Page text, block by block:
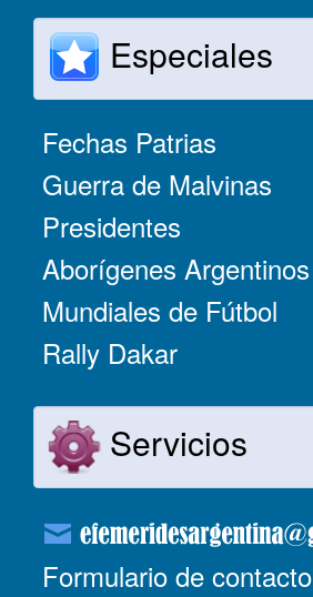
Especiales
Fechas Patrias
Guerra de Malvinas
Presidentes
Aborígenes Argentinos
Mundiales de Fútbol
Rally Dakar
Servicios
Formulario de contacto